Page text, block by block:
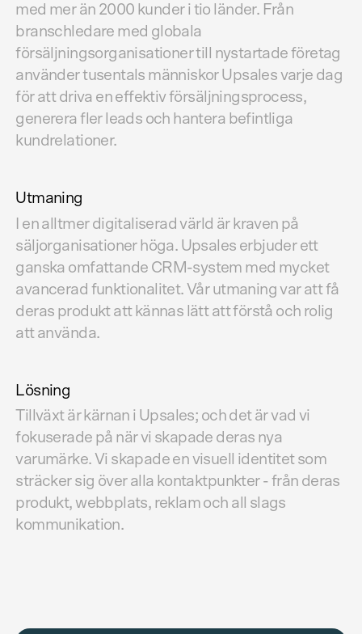
med mer än 2000 kunder i tio länder. Från
branschledare med globala
försäljningsorganisationer till nystartade företag
använder tusentals människor Upsales varje dag
för att driva en effektiv försäljningsprocess,
generera fler leads och hantera befintliga
kundrelationer.
Utmaning
I en alltmer digitaliserad värld är kraven på
säljorganisationer höga. Upsales erbjuder ett
ganska omfattande CRM-system med mycket
avancerad funktionalitet. Vår utmaning var att få
deras produkt att kännas lätt att förstå och rolig
att använda.
Lösning
Tillväxt är kärnan i Upsales; och det är vad vi
fokuserade på när vi skapade deras nya
varumärke. Vi skapade en visuell identitet som
sträcker sig över alla kontaktpunkter - från deras
produkt, webbplats, reklam och all slags
kommunikation.